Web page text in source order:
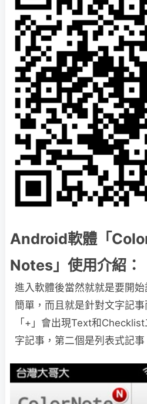
Android軟體「
Notes」使用介紹：
進入軟體後當然就就是要開
簡單，而且就是針對文字記
「+」會出現Text和
字記事，第二個是列表式記事